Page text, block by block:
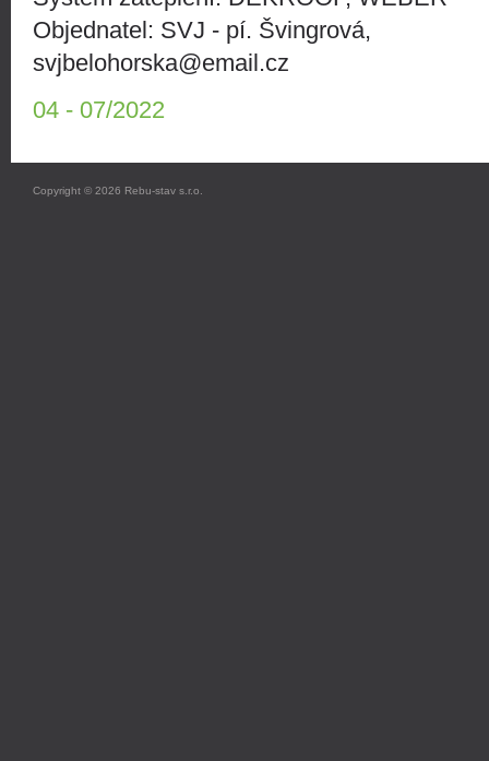
Objednatel: SVJ - pí. Švingrová,
svjbelohorska@email.cz
04 - 07/2022
Copyright © 2026 Rebu-stav s.r.o.